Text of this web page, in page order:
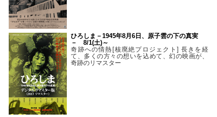
ひろしま－1945年8月6日、原子雲の下の真実
－ 8/1(土)～
奇跡への情熱[核廃絶プロジェクト] 長きを経
て、多くの方々の想いを込めて、幻の映画が、
奇跡のリマスター